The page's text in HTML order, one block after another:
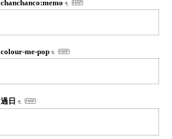
chanchanco:memo
colour-me-pop
過日